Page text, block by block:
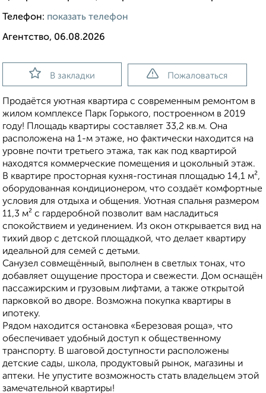
Телефон: показать телефон
Агентство, 06.08.2026
В закладки Пожаловаться
Продаётся уютная квартира с современным ремонтом в
жилом комплексе Парк Горького, построенном в 2019
году! Площадь квартиры составляет 33,2 кв.м. Она
расположена на 1-м этаже, но фактически находится на
уровне почти третьего этажа, так как под квартирой
находятся коммерческие помещения и цокольный этаж.
В квартире просторная кухня-гостиная площадью 14,1 м²,
оборудованная кондиционером, что создаёт комфортные
условия для отдыха и общения. Уютная спальня размером
11,3 м² с гардеробной позволит вам насладиться
спокойствием и уединением. Из окон открывается вид на
тихий двор с детской площадкой, что делает квартиру
идеальной для семей с детьми.
Санузел совмещённый, выполнен в светлых тонах, что
добавляет ощущение простора и свежести. Дом оснащён
пассажирским и грузовым лифтами, а также открытой
парковкой во дворе. Возможна покупка квартиры в
ипотеку.
Рядом находится остановка «Березовая роща», что
обеспечивает удобный доступ к общественному
транспорту. В шаговой доступности расположены
детские сады, школа, продуктовый рынок, магазины и
аптеки. Не упустите возможность стать владельцем этой
замечательной квартиры!